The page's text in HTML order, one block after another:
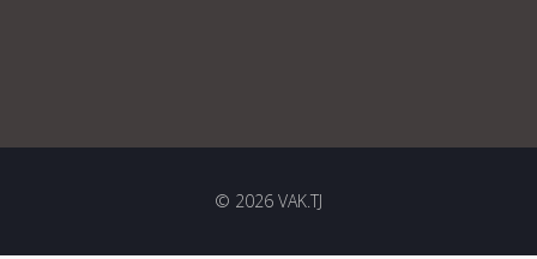
© 2026 VAK.TJ